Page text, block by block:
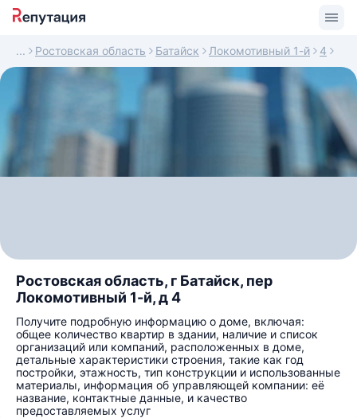
Ростовская область Батайск Локомотивный 1-й 4
Ростовская область, г Батайск, пер
Локомотивный 1-й, д 4
Получите подробную информацию о доме, включая:
общее количество квартир в здании, наличие и список
организаций или компаний, расположенных в доме,
детальные характеристики строения, такие как год
постройки, этажность, тип конструкции и использованные
материалы, информация об управляющей компании: её
название, контактные данные, и качество
предоставляемых услуг